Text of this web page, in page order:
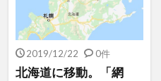
2019/12/22 0件
北海道に移動。「網